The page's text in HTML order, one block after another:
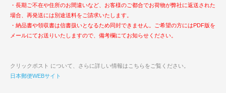
・長期ご不在や住所のお間違いなど、お客様のご都合でお荷物が弊社に返送された
場合、再発送には別途送料をご請求いたします。
・納品書や領収書は信書扱いとなるため同封できません。ご希望の方にはPDF版を
メールにてお送りいたしますので、備考欄にてお知らせください。
クリックポスト について、さらに詳しい情報はこちらをご覧ください。
日本郵便WEBサイト